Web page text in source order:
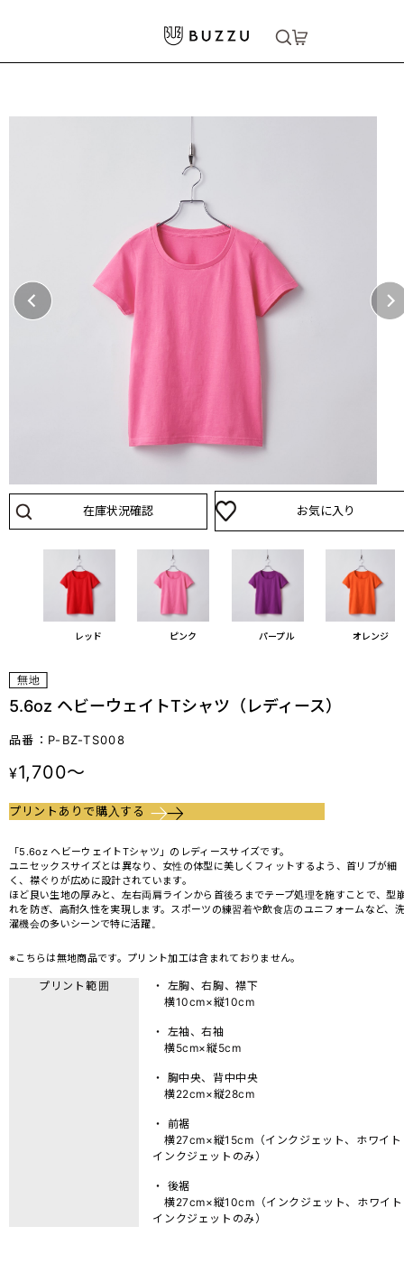
5.6oz ヘビーウェイトTシャツ（レディース）
在庫状況確認 お気に入り
レッド ピンク パープル オレンジ
5.6oz ヘビーウェイトTシャツ（レディース）
品番：P-BZ-TS008
¥1,700～
プリントありで購入する
「5.6oz ヘビーウェイトTシャツ」のレディースサイズです。
ユニセックスサイズとは異なり、女性の体型に美しくフィットするよう、首リブが細
く、襟ぐりが広めに設計されています。
ほど良い生地の厚みと、左右両肩ラインから首後ろまでテープ処理を施すことで、型
れを防ぎ、高耐久性を実現します。スポーツの練習着や飲食店のユニフォームなど、洗
濯機会の多いシーンで特に活躍。
※こちらは無地商品です。プリント加工は含まれておりません。
プリント範囲
・ 左胸、右胸、襟下
横10cm×縦10cm
・ 左袖、右袖
横5cm×縦5cm
・ 胸中央、背中中央
横22cm×縦28cm
・ 前裾
横27cm×縦15cm（インクジェット、ホワイト
インクジェットのみ）
・ 後裾
横27cm×縦10cm（インクジェット、ホワイト
インクジェットのみ）